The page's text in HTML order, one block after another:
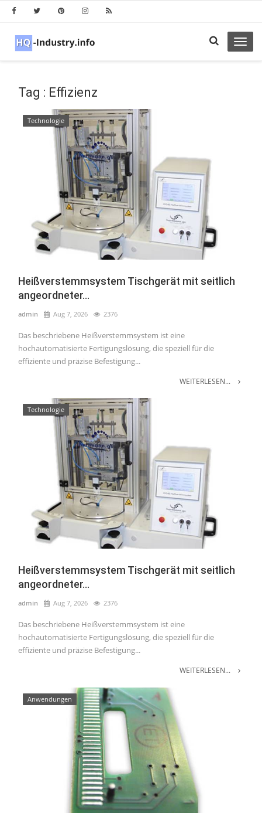
Tag : Effizienz
Technologie
Heißverstemmsystem Tischgerät mit seitlich
angeordneter...
admin Aug 7, 2026 2376
Das beschriebene Heißverstemmsystem ist eine
hochautomatisierte Fertigungslösung, die speziell für die
effiziente und präzise Befestigung...
WEITERLESEN...
Technologie
Heißverstemmsystem Tischgerät mit seitlich
angeordneter...
admin Aug 7, 2026 2376
Das beschriebene Heißverstemmsystem ist eine
hochautomatisierte Fertigungslösung, die speziell für die
effiziente und präzise Befestigung...
WEITERLESEN...
Anwendungen